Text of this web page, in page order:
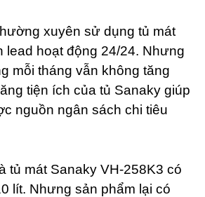
xuyên sử dụng tủ mát
lead hoạt động 24/24. Nhưng
mỗi tháng vẫn không tăng
tiện ích của tủ Sanaky giúp
nguồn ngân sách chi tiêu
tủ mát Sanaky VH-258K3 có
lít. Nhưng sản phẩm lại có